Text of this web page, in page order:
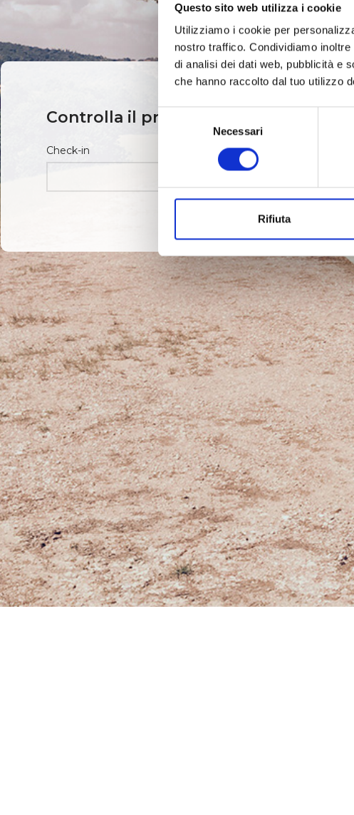
Questo sito web utilizza i cookie
Utilizziamo i cookie per
nostro traffico. Condividiamo
di analisi dei dati web, pubblicità e
che hanno raccolto dal tuo utilizzo
Selezione
Necessari
Rifiuta
Controlla il prezzo e la disponibilità
Check-in Check-out